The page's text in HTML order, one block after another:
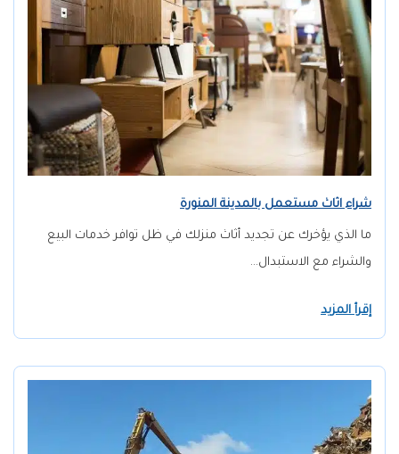
شراء اثاث مستعمل بالمدينة المنورة
ما الذي يؤخرك عن تجديد أثاث منزلك في ظل توافر خدمات البيع
والشراء مع الاستبدال…
إقرأ المزيد